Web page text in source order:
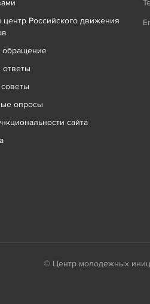
центр Российского движения
обращение
опросы
сайта
© Центр молодежных